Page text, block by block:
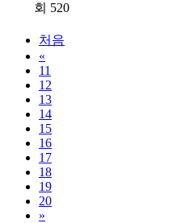
회 520
처음
«
11
12
13
14
15
16
17
18
19
20
»